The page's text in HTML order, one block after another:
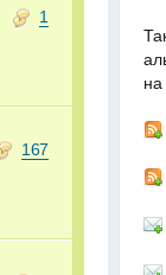
1
167